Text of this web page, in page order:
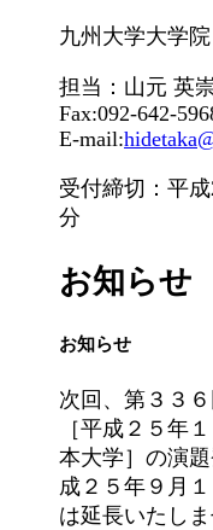
九州大学大学
担当：山元 英
Fax:092-642-
E-mail:
受付締切：平
分
お知らせ
お知らせ
次回、第３３
［平成２５年
本大学］の演
成２５年９月
は延長いたし